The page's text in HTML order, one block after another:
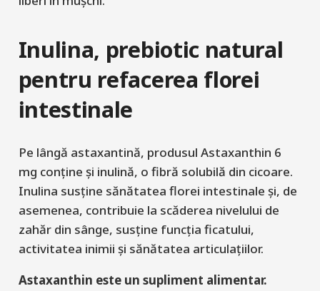
Inulina, prebiotic natural
pentru refacerea florei
intestinale
Pe lângă astaxantină, produsul Astaxanthin 6
mg conține și inulină, o fibră solubilă din cicoare.
Inulina susține sănătatea florei intestinale și, de
asemenea, contribuie la scăderea nivelului de
zahăr din sânge, susține funcția ficatului,
activitatea inimii și sănătatea articulațiilor.
Astaxanthin este un supliment alimentar.